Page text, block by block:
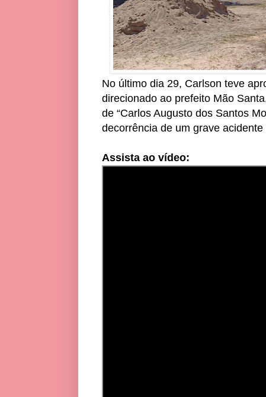
No último dia 29, Carlson teve
direcionado ao prefeito Mão
de “Carlos Augusto dos Santos
decorrência de um grave
Assista ao vídeo: